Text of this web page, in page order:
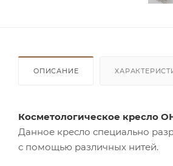
ОПИСАНИЕ
Косметологическое кресло
Данное кресло специально
с помощью различных нитей.